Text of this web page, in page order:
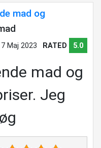
mad og
Maj 2023 RATED 5.0
mad og
Jeg